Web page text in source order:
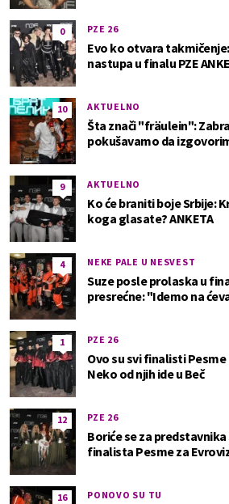
0 PZE 26
Evo ko otvara
nastupa u finalu PZE
10 AKTUELNO
Šta znači "fräulein":
pokušavamo da
9 AKTUELNO
Ko će braniti boje Srbije:
koga glasate? ANKETA
4 NEKE PALE U NESVEST
Suze posle prolaska u
presrećne: "Idemo na
1 PZE 26
Ovo su svi finalisti Pesme
Neko od njih ide u Beč
12 PZE 26
Boriće se za predstavnika
finalista Pesme za
16 PONOVO SU TU